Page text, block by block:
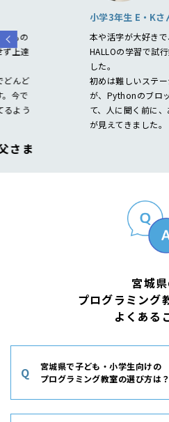
小学3年生 E・Kさん
本や活字が大好きで、国語力はも
HALLOの学習で試行錯誤すること
初めは難しいステージでコーチへ
が、Pythonのブロックモードに入
て、人に聞く前に、ある程度自分
が見えてきました。
宮城
プログラミング
よくある
Q
宮城県で子ども・小学生向けの
プログラミング教室の選び方は？
A
プログラミング教室を選ぶ際